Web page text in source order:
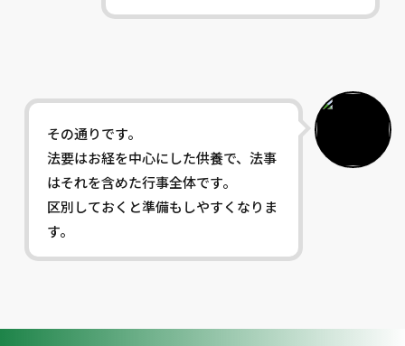
その通りです。
法要はお経を中心にした供養で、法事
はそれを含めた行事全体です。
区別しておくと準備もしやすくなりま
す。